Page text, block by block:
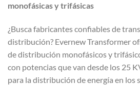
monofásicas y trifásicas
¿Busca fabricantes confiables de
distribución? Evernew Transformer
de distribución monofásicos y
con potencias que van desde los 25
para la distribución de energía en los